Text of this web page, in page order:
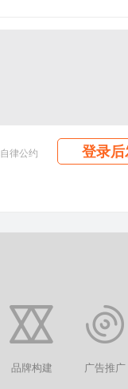
自律公约 登录后
品牌构建 广告推广